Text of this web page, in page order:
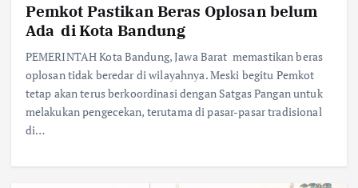
Pemkot Pastikan Beras Oplosan belum
Ada di Kota Bandung
PEMERINTAH Kota Bandung, Jawa Barat memastikan beras
oplosan tidak beredar di wilayahnya. Meski begitu Pemkot
tetap akan terus berkoordinasi dengan Satgas Pangan untuk
melakukan pengecekan, terutama di pasar-pasar tradisional
di…